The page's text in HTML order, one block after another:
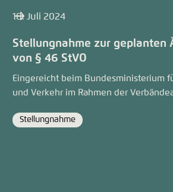
18. Juli 2024
Stellungnahme zur geplanten
von § 46 StVO
Eingereicht beim Bundesministerium
und Verkehr im Rahmen der
Format
Stellungnahme